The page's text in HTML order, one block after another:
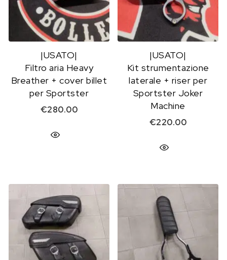
|USATO|
Filtro aria Heavy
Breather + cover billet
per Sportster
€280.00
|USATO|
Kit strumentazione
laterale + riser per
Sportster Joker
Machine
€220.00